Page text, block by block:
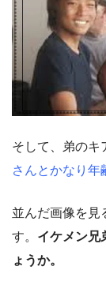
そして、弟のキ
さんとかなり年
並んだ画像を見
す。 イケメン兄
ょうか。